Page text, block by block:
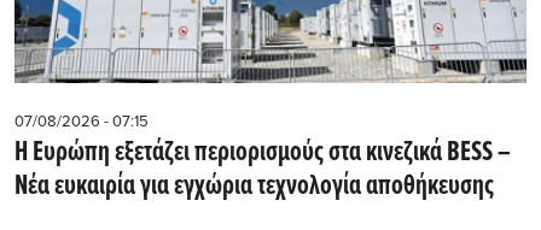
07/08/2026 - 07:15
Η Ευρώπη εξετάζει περιορισμούς στα κινεζικά BESS –
Νέα ευκαιρία για εγχώρια τεχνολογία αποθήκευσης